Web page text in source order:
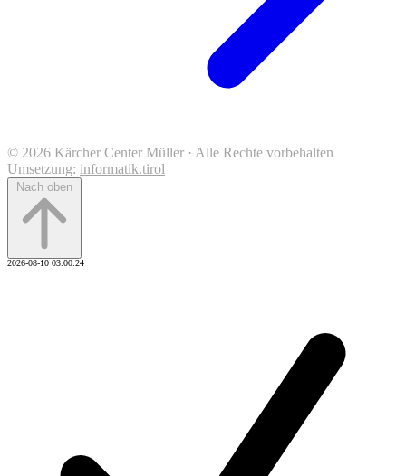
© 2026 Kärcher Center Müller · Alle Rechte vorbehalten
Umsetzung: informatik.tirol
Nach oben
2026-08-10 03:00:24